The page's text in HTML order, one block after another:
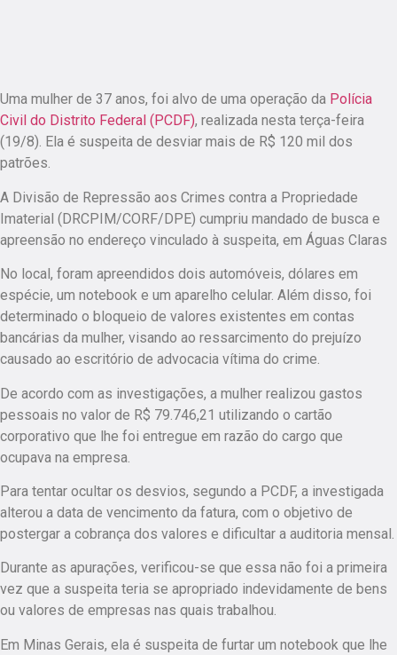
Uma mulher de 37 anos, foi alvo de uma operação da Polícia
Civil do Distrito Federal (PCDF), realizada nesta terça-feira
(19/8). Ela é suspeita de desviar mais de R$ 120 mil dos
patrões.
A Divisão de Repressão aos Crimes contra a Propriedade
Imaterial (DRCPIM/CORF/DPE) cumpriu mandado de busca e
apreensão no endereço vinculado à suspeita, em Águas Claras
No local, foram apreendidos dois automóveis, dólares em
espécie, um notebook e um aparelho celular. Além disso, foi
determinado o bloqueio de valores existentes em contas
bancárias da mulher, visando ao ressarcimento do prejuízo
causado ao escritório de advocacia vítima do crime.
De acordo com as investigações, a mulher realizou gastos
pessoais no valor de R$ 79.746,21 utilizando o cartão
corporativo que lhe foi entregue em razão do cargo que
ocupava na empresa.
Para tentar ocultar os desvios, segundo a PCDF, a investigada
alterou a data de vencimento da fatura, com o objetivo de
postergar a cobrança dos valores e dificultar a auditoria mensal.
Durante as apurações, verificou-se que essa não foi a primeira
vez que a suspeita teria se apropriado indevidamente de bens
ou valores de empresas nas quais trabalhou.
Em Minas Gerais, ela é suspeita de furtar um notebook que lhe